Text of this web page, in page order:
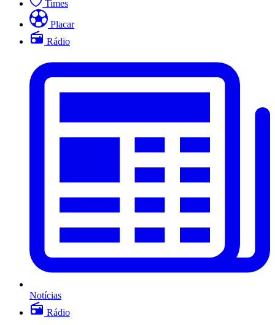
Times
Placar
Rádio
Notícias
Rádio